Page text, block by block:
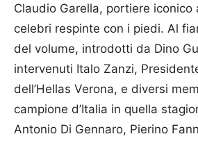
Claudio Garella, portiere iconico
celebri respinte con i piedi. Al
del volume, introdotti da Dino
intervenuti Italo Zanzi,
dell’Hellas Verona, e diversi
campione d’Italia in quella
Antonio Di Gennaro, Pierino